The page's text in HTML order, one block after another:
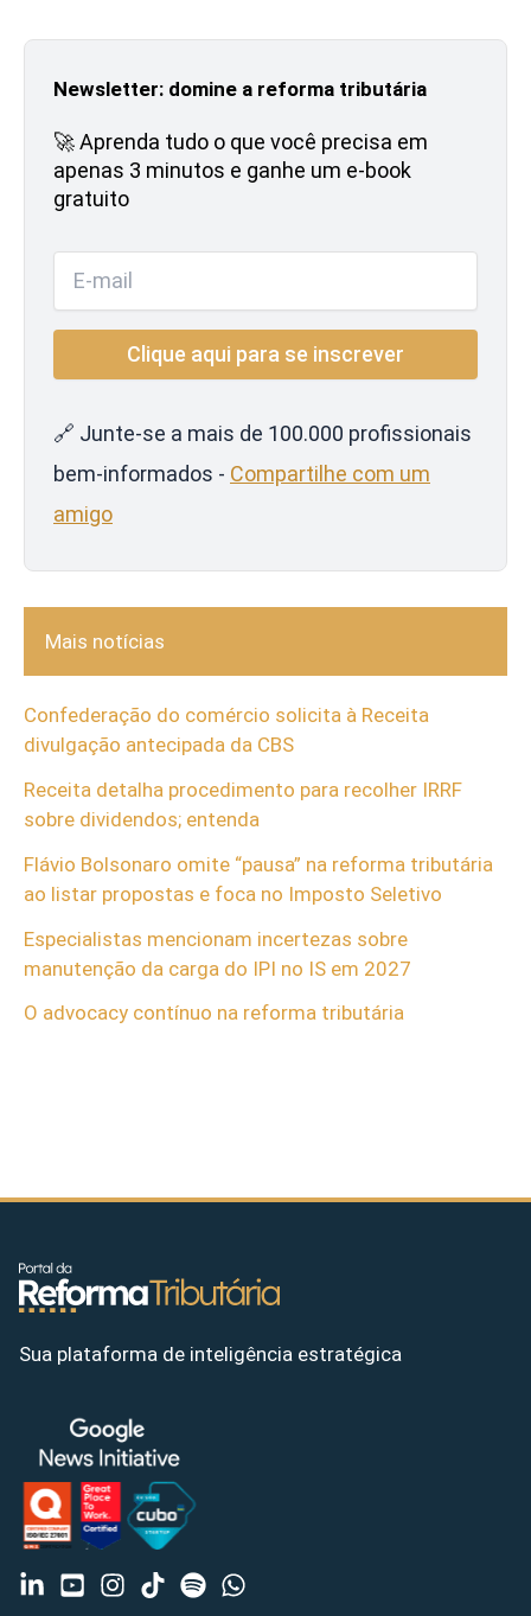
Newsletter: domine a reforma tributária
🚀 Aprenda tudo o que você precisa em
apenas 3 minutos e ganhe um e-book
gratuito
🔗 Junte-se a mais de 100.000 profissionais
bem-informados - Compartilhe com um
amigo
Mais notícias
Confederação do comércio solicita à Receita
divulgação antecipada da CBS
Receita detalha procedimento para recolher IRRF
sobre dividendos; entenda
Flávio Bolsonaro omite “pausa” na reforma tributária
ao listar propostas e foca no Imposto Seletivo
Especialistas mencionam incertezas sobre
manutenção da carga do IPI no IS em 2027
O advocacy contínuo na reforma tributária
Sua plataforma de inteligência estratégica